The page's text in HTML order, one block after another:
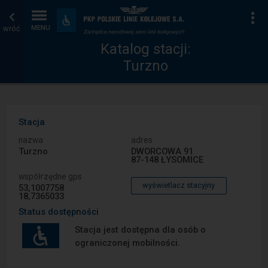
wróć MENU
Dostępność
i
udogodnienia
Katalog
stacji
Strona
główna
Katalog stacji:
Turzno
Stacja
nazwa
Turzno
adres
DWORCOWA 91
87-148 ŁYSOMICE
współrzędne gps
53,1007758
18,7365033
wyświetlacz stacyjny
Status dostępności
Stacja jest dostępna dla osób o
ograniczonej mobilności.